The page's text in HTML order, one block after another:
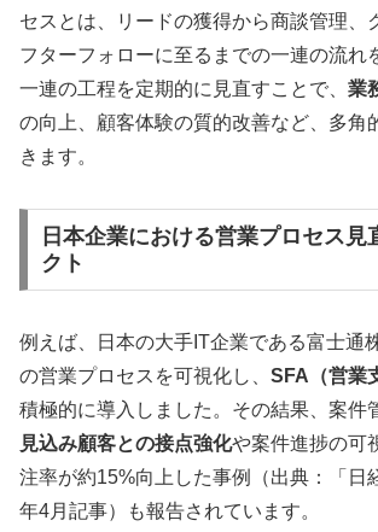
セスとは、リードの獲得から商談管理、
フターフォローに至るまでの一連の流れ
一連の工程を定期的に見直すことで、 業
の向上、顧客体験の質的改善など、多角
きます。
日本企業における営業プロセス見
クト
例えば、日本の大手IT企業である富士通
の営業プロセスを可視化し、 SFA（営業
積極的に導入しました。その結果、案件
見込み顧客との接点強化や案件進捗の可
注率が約15%向上した事例（出典：「日
年4月記事）も報告されています。